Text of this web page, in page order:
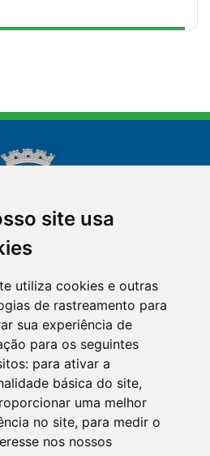
site usa
utiliza cookies e outras
de rastreamento para
sua experiência de
para os seguintes
para ativar a
básica do site,
uma melhor
no site, para medir o
nos nossos
FRIBURGO
DE JANEIRO
mail